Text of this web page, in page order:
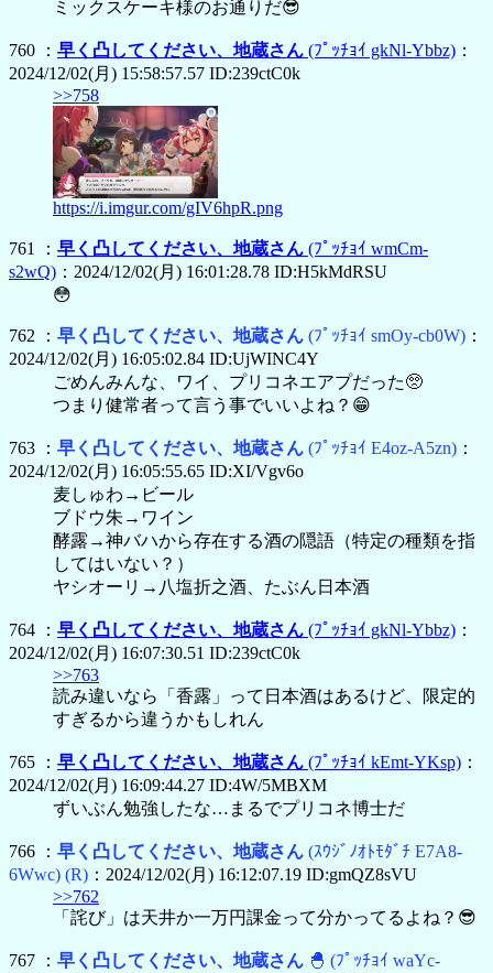
ミックスケーキ様のお通りだ😎
760 ： 早く凸してください、地蔵さん (ﾌﾟｯﾁｮｲ gkNl-Ybbz) ：
2024/12/02(月) 15:58:57.57 ID:239ctC0k
>>758
https://i.imgur.com/gIV6hpR.png
761 ： 早く凸してください、地蔵さん (ﾌﾟｯﾁｮｲ wmCm-
s2wQ) ：2024/12/02(月) 16:01:28.78 ID:H5kMdRSU
😳
762 ： 早く凸してください、地蔵さん (ﾌﾟｯﾁｮｲ smOy-cb0W) ：
2024/12/02(月) 16:05:02.84 ID:UjWINC4Y
ごめんみんな、ワイ、プリコネエアプだった🥺
つまり健常者って言う事でいいよね？😁
763 ： 早く凸してください、地蔵さん (ﾌﾟｯﾁｮｲ E4oz-A5zn) ：
2024/12/02(月) 16:05:55.65 ID:XI/Vgv6o
麦しゅわ→ビール
ブドウ朱→ワイン
酵露→神バハから存在する酒の隠語（特定の種類を指
してはいない？）
ヤシオーリ→八塩折之酒、たぶん日本酒
764 ： 早く凸してください、地蔵さん (ﾌﾟｯﾁｮｲ gkNl-Ybbz) ：
2024/12/02(月) 16:07:30.51 ID:239ctC0k
>>763
読み違いなら「香露」って日本酒はあるけど、限定的
すぎるから違うかもしれん
765 ： 早く凸してください、地蔵さん (ﾌﾟｯﾁｮｲ kEmt-YKsp) ：
2024/12/02(月) 16:09:44.27 ID:4W/5MBXM
ずいぶん勉強したな…まるでプリコネ博士だ
766 ： 早く凸してください、地蔵さん (ｽｳｼﾞﾉｵﾄﾓﾀﾞﾁ E7A8-
6Wwc) (R) ：2024/12/02(月) 16:12:07.19 ID:gmQZ8sVU
>>762
「詫び」は天井か一万円課金って分かってるよね？😎
767 ： 早く凸してください、地蔵さん 🐣 (ﾌﾟｯﾁｮｲ waYc-